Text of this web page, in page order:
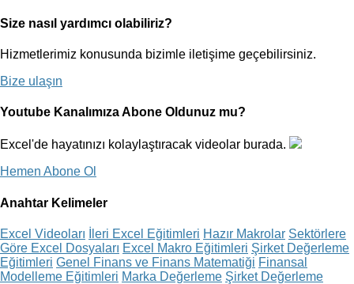
Size nasıl yardımcı olabiliriz?
Hizmetlerimiz konusunda bizimle iletişime geçebilirsiniz.
Bize ulaşın
Youtube Kanalımıza Abone Oldunuz mu?
Excel'de hayatınızı kolaylaştıracak videolar burada.
Hemen Abone Ol
Anahtar Kelimeler
Excel Videoları İleri Excel Eğitimleri Hazır Makrolar Sektörlere
Göre Excel Dosyaları Excel Makro Eğitimleri Şirket Değerleme
Eğitimleri Genel Finans ve Finans Matematiği Finansal
Modelleme Eğitimleri Marka Değerleme Şirket Değerleme